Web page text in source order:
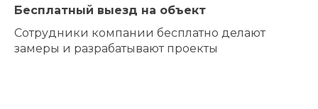
Бесплатный выезд на объект
Сотрудники компании бесплатно делают
замеры и разрабатывают проекты